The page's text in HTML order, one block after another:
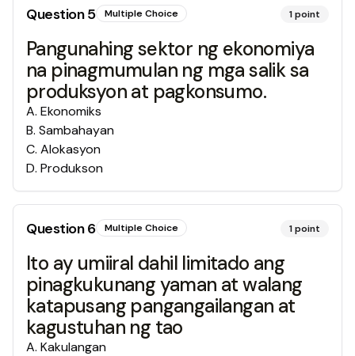
Question5 Multiple Choice 1point
Pangunahing sektor ng ekonomiya
na pinagmumulan ng mga salik sa
produksyon at pagkonsumo.
A. Ekonomiks
B. Sambahayan
C. Alokasyon
D. Produkson
Question6 Multiple Choice 1point
Ito ay umiiral dahil limitado ang
pinagkukunang yaman at walang
katapusang pangangailangan at
kagustuhan ng tao
A. Kakulangan